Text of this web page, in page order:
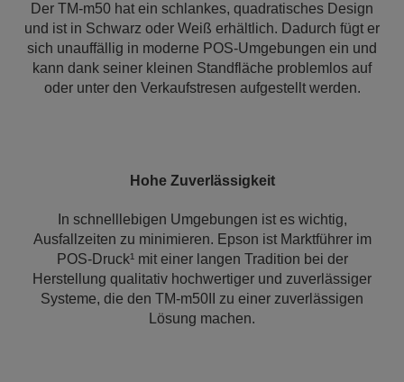
Der TM-m50 hat ein schlankes, quadratisches Design
und ist in Schwarz oder Weiß erhältlich. Dadurch fügt er
sich unauffällig in moderne POS-Umgebungen ein und
kann dank seiner kleinen Standfläche problemlos auf
oder unter den Verkaufstresen aufgestellt werden.
Hohe Zuverlässigkeit
In schnelllebigen Umgebungen ist es wichtig,
Ausfallzeiten zu minimieren. Epson ist Marktführer im
POS-Druck¹ mit einer langen Tradition bei der
Herstellung qualitativ hochwertiger und zuverlässiger
Systeme, die den TM-m50II zu einer zuverlässigen
Lösung machen.